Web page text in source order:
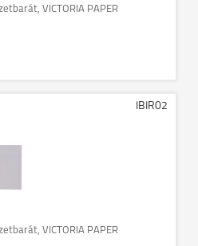
VICTORIA PAPER
IBIR02
VICTORIA PAPER